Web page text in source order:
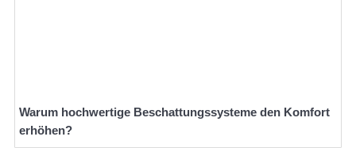
Warum hochwertige Beschattungssysteme den Komfort
erhöhen?